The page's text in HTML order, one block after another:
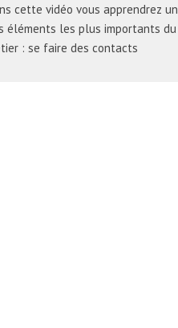
cette vidéo vous apprendrez un
éléments les plus importants du
: se faire des contacts